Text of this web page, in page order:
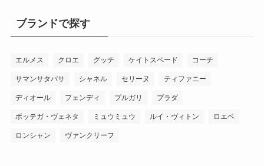
ブランドで探す
エルメス クロエ グッチ ケイトスペード コーチ
サマンサタバサ シャネル セリーヌ ティファニー
ディオール フェンディ ブルガリ プラダ
ボッテガ・ヴェネタ ミュウミュウ ルイ・ヴィトン ロエベ
ロンシャン ヴァンクリーフ